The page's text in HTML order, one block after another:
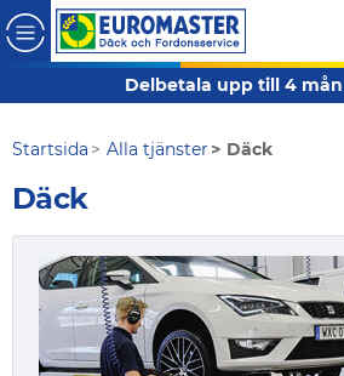
Delbetala upp till 4 mån
Startsida Alla tjänster Däck
Däck